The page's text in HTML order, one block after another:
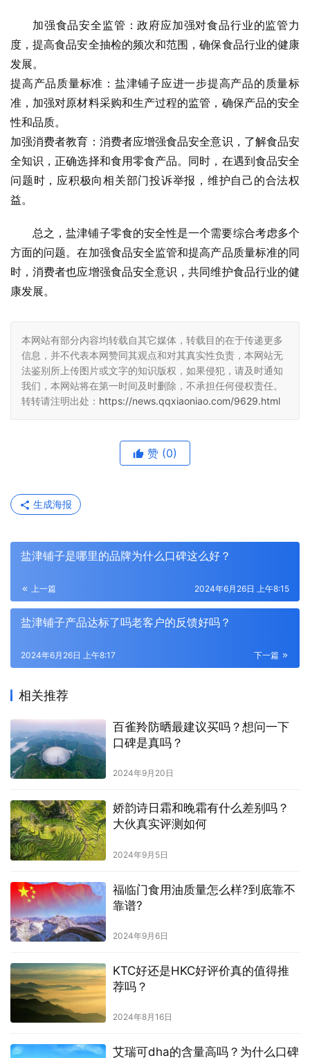
加强食品安全监管：政府应加强对食品行业的监管力
度，提高食品安全抽检的频次和范围，确保食品行业的健康
发展。
提高产品质量标准：盐津铺子应进一步提高产品的质量标
准，加强对原材料采购和生产过程的监管，确保产品的安全
性和品质。
加强消费者教育：消费者应增强食品安全意识，了解食品安
全知识，正确选择和食用零食产品。同时，在遇到食品安全
问题时，应积极向相关部门投诉举报，维护自己的合法权
益。
总之，盐津铺子零食的安全性是一个需要综合考虑多个
方面的问题。在加强食品安全监管和提高产品质量标准的同
时，消费者也应增强食品安全意识，共同维护食品行业的健
康发展。
本网站有部分内容均转载自其它媒体，转载目的在于传递更多
信息，并不代表本网赞同其观点和对其真实性负责，本网站无
法鉴别所上传图片或文字的知识版权，如果侵犯，请及时通知
我们，本网站将在第一时间及时删除，不承担任何侵权责任。
转转请注明出处： https://news.qqxiaoniao.com/9629.html
赞 (0)
生成海报
盐津铺子是哪里的品牌为什么口碑这么好？
上一篇 2024年6月26日 上午8:15
盐津铺子产品达标了吗老客户的反馈好吗？
下一篇
2024年6月26日 上午8:17
相关推荐
百雀羚防晒最建议买吗？想问一下
口碑是真吗？
2024年9月20日
娇韵诗日霜和晚霜有什么差别吗？
大伙真实评测如何
2024年9月5日
福临门食用油质量怎么样?到底靠不
靠谱?
2024年9月6日
KTC好还是HKC好评价真的值得推
荐吗？
2024年8月16日
艾瑞可dha的含量高吗？为什么口碑